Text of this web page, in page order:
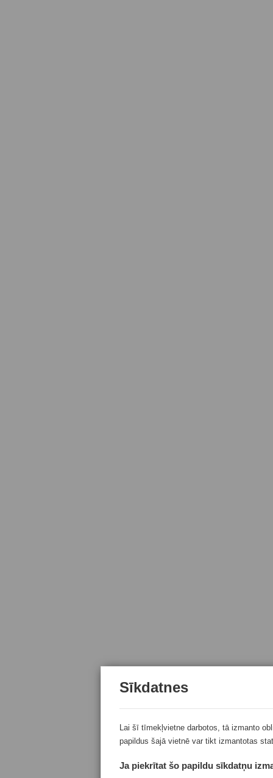
Sīkdatnes
Lai šī tīmekļvietne darbotos, tā izmanto
papildus šajā vietnē var tikt izmantotas
Ja piekrītat šo papildu sīkdatņu